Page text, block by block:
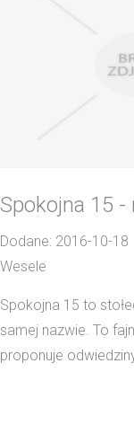
Spokojna 15
Dodane: 2016-10-18
Wesele
Spokojna 15 to
samej nazwie. To
proponuje